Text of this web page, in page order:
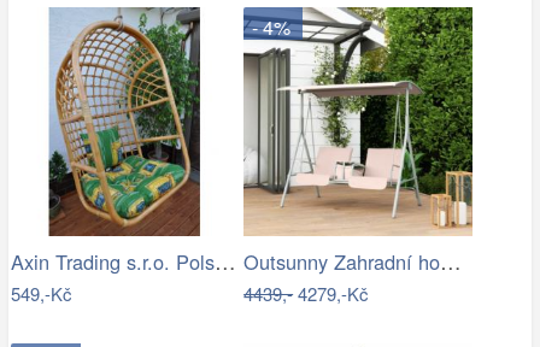
Axin Trading s.r.o. Polstr na závěsnou…
549,-Kč
- 4%
Outsunny Zahradní houpačka, dvoumístná,…
4439,-4279,-Kč